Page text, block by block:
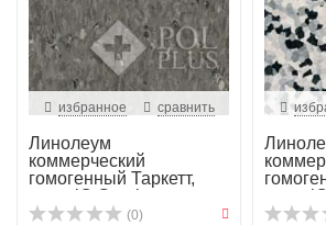
избранное сравнить
Линолеум
коммерческий
гомогенный Таркетт,
колл. iQ Granit...
(0)
колл.